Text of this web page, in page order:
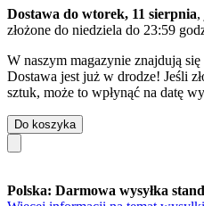
Dostawa do wtorek, 11 sierpnia,
złożone do niedziela do 23:59
W naszym magazynie znajdują
Dostawa jest już w drodze! Jeśli
sztuk, może to wpłynąć na datę
Do koszyka
Polska: Darmowa wysyłka